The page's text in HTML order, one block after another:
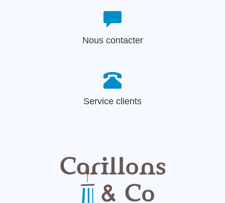
Nous contacter
Service clients